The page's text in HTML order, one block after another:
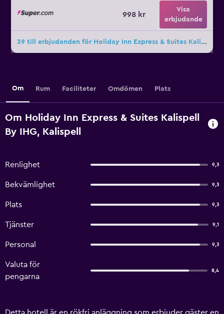
998 kr
Visa
erbjudande
39 till erbjudanden för Holiday Inn Express & Suites Kalispell By IHG
Om Rum Faciliteter Omdömen Plats
Om Holiday Inn Express & Suites Kalispell
By IHG, Kalispell
Renlighet 9,3
Bekvämlighet 9,3
Plats 9,3
Tjänster 9,1
Personal 9,3
Valuta för
pengarna
8,4